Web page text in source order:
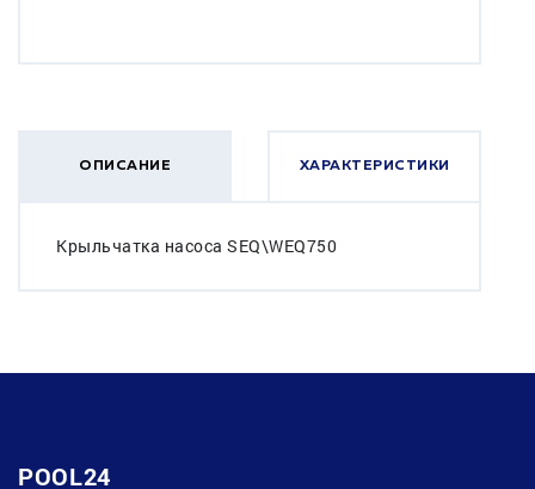
ОПИСАНИЕ ХАРАКТЕРИСТИКИ
Крыльчатка насоса SEQ\WEQ750
POOL24